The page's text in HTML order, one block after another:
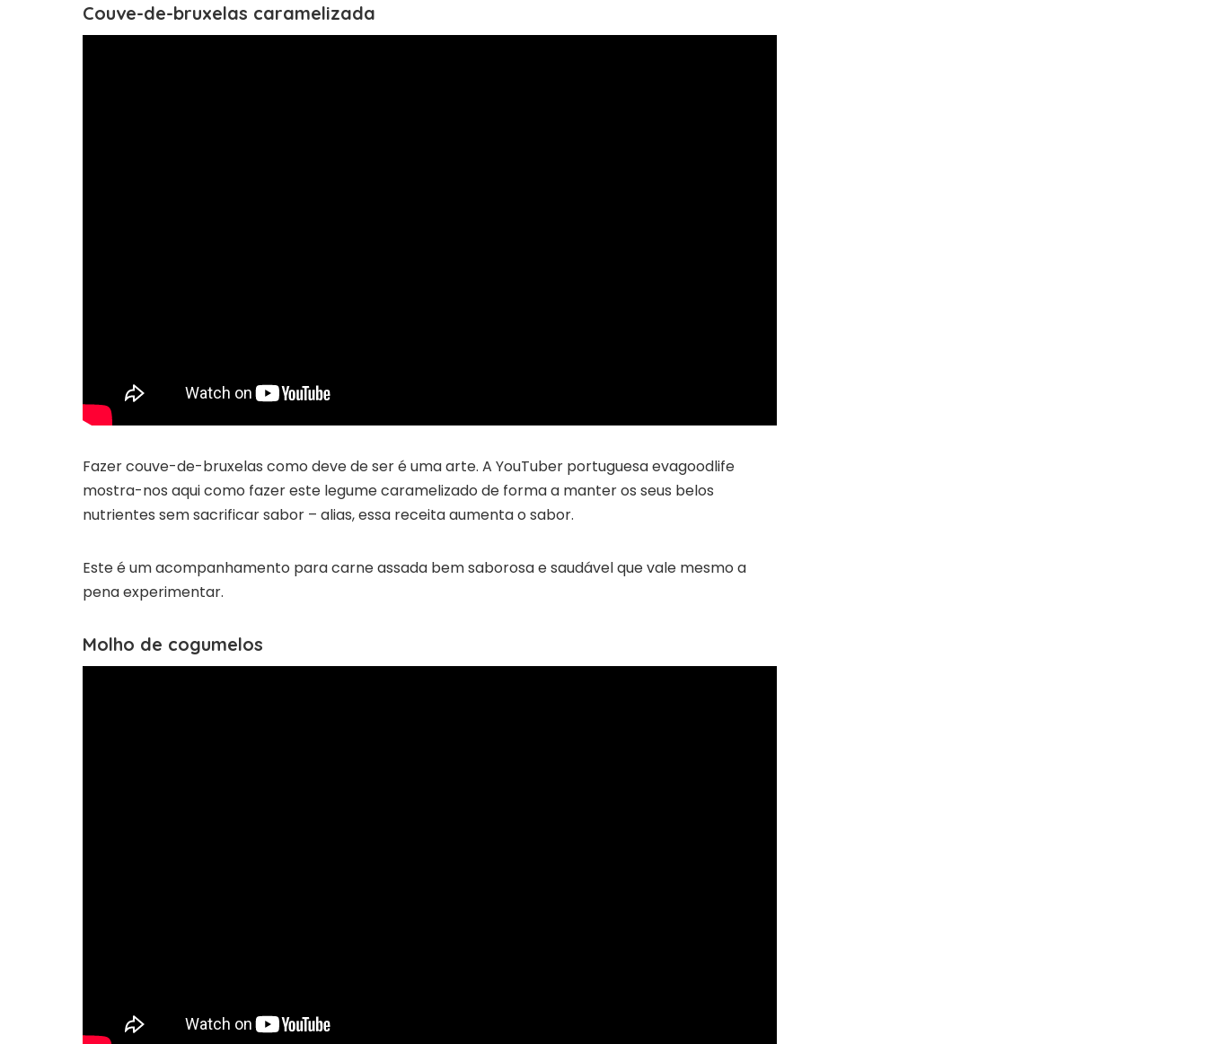
Couve-de-bruxelas caramelizada
Fazer couve-de-bruxelas como deve de ser é uma arte. A YouTuber portuguesa evagoodlife
mostra-nos aqui como fazer este legume caramelizado de forma a manter os seus belos
nutrientes sem sacrificar sabor – alias, essa receita aumenta o sabor.
Este é um acompanhamento para carne assada bem saborosa e saudável que vale mesmo a
pena experimentar.
Molho de cogumelos